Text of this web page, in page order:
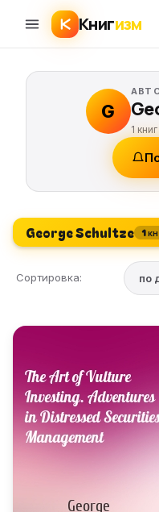
Книгизм
G
1 книг
George Schultze 1
Сортировка: по